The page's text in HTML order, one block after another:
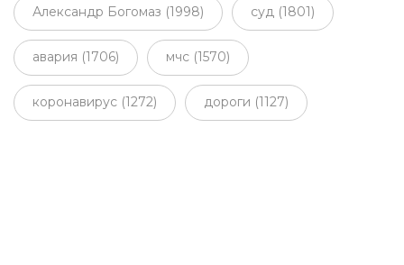
Александр Богомаз (1998) суд (1801)
авария (1706) мчс (1570)
коронавирус (1272) дороги (1127)